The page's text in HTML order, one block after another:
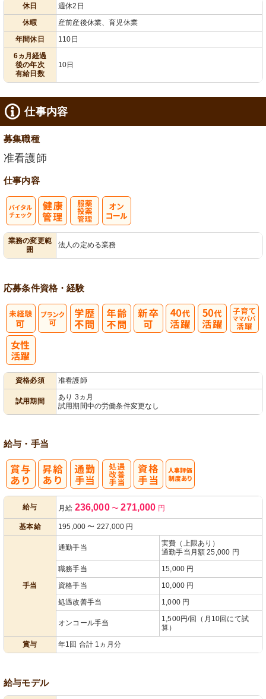
休日
週休2日
休暇
産前産後休業、育児休業
年間休日
110日
6ヵ月経過
後の年次
有給日数
10日
仕事内容
募集職種
准看護師
仕事内容
業務の変更範
囲
法人の定める業務
応募条件資格・経験
資格必須 准看護師
試用期間
あり 3ヵ月
試用期間中の労働条件変更なし
給与・手当
給与 月給 236,000 〜 271,000 円
基本給 195,000 〜 227,000 円
手当
通勤手当
実費（上限あり）
通勤手当月額 25,000 円
職務手当
15,000 円
資格手当
10,000 円
処遇改善手当
1,000 円
オンコール手当
1,500円/回（月10回にて試
算）
賞与
年1回 合計 1ヵ月分
給与モデル